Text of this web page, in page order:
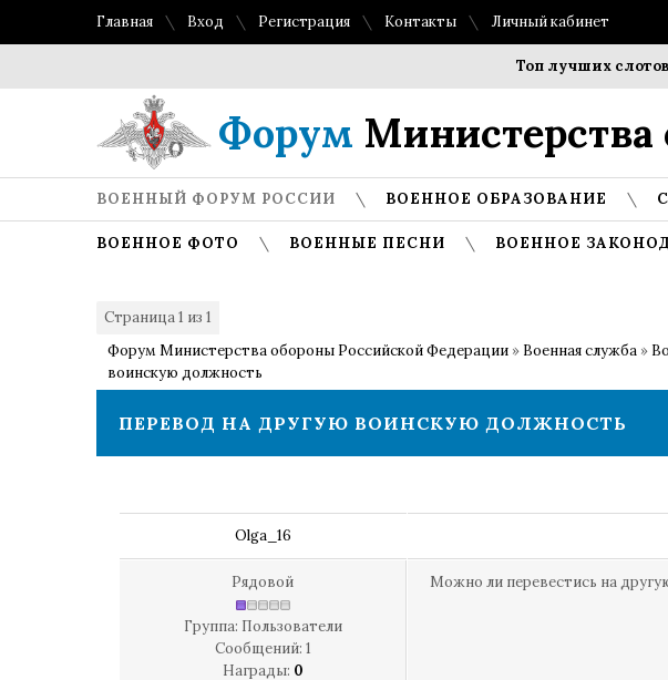
Главная Вход Регистрация Контакты Личный кабинет
Топ лучших слотов:
Форум
ВОЕННЫЙ ФОРУМ РОССИИ ВОЕННОЕ ОБРАЗОВАНИЕ
ВОЕННОЕ ФОТО ВОЕННЫЕ ПЕСНИ ВОЕННОЕ
Страница1 из 1
Форум Министерства обороны Российской Федерации » Военная служба »
воинскую должность
ПЕРЕВОД НА ДРУГУЮ ВОИНСКУЮ ДОЛЖНОСТЬ
Olga_16
Рядовой
Группа: Пользователи
Сообщений: 1
Награды: 0
Можно ли перевестись на